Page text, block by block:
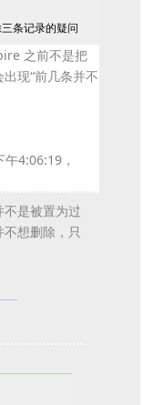
三条记录的疑问
之前不是把
现“前几条并不
4:06:19，
是被置为过
想删除，只